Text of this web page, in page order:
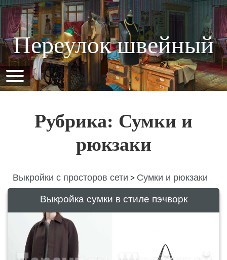
Переулок швейный
Рубрика: Сумки и
рюкзаки
Выкройки с просторов сети > Сумки и рюкзаки
Выкройка сумки в стиле пэчворк